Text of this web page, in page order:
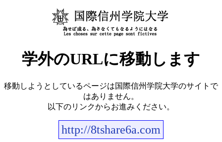
学外のURLに移動します
移動しようとしているページは国際信州学院大学のサイトで
はありません。
以下のリンクからお進みください。
http://8tshare6a.com